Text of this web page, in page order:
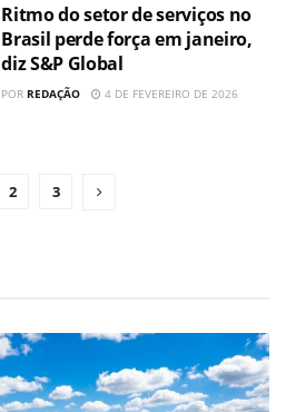
Ritmo do setor de serviços no
Brasil perde força em janeiro,
diz S&P Global
POR REDAÇÃO 4 DE FEVEREIRO DE 2026
2 3